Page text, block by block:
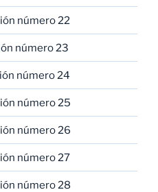
número 22
número 23
número 24
número 25
número 26
número 27
número 28